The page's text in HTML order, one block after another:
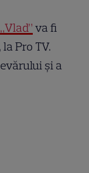
va fi
Pro TV.
și a